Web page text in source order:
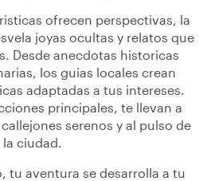
ofrecen perspectivas, la
joyas ocultas y relatos que
Desde anecdotas historicas
los guias locales crean
adaptadas a tus intereses.
principales, te llevan a
serenos y al pulso de
la ciudad.
tu aventura se desarrolla a tu